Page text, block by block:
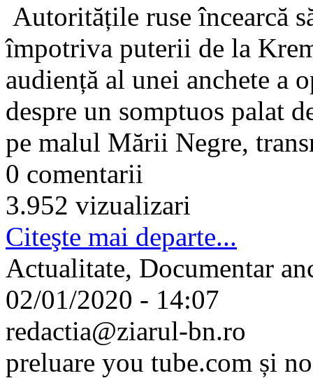
Autoritățile ruse încearcă
împotriva puterii de la
audiență al unei anchete a
despre un somptuos palat
pe malul Mării Negre,
0 comentarii
3.952 vizualizari
Citeşte mai departe...
Actualitate, Documentar
02/01/2020 - 14:07
redactia@ziarul-bn.ro
preluare you tube.com și